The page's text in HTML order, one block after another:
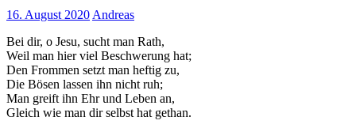
16. August 2020 Andreas
Bei dir, o Jesu, sucht man Rath,
Weil man hier viel Beschwerung hat;
Den Frommen setzt man heftig zu,
Die Bösen lassen ihn nicht ruh;
Man greift ihn Ehr und Leben an,
Gleich wie man dir selbst hat gethan.